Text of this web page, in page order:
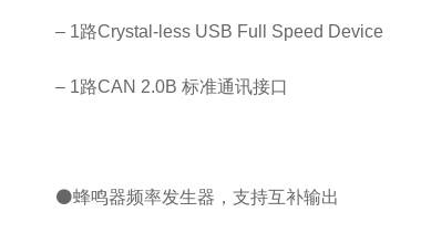
– 1路Crystal-less USB Full Speed Device
– 1路CAN 2.0B 标准通讯接口
⚫蜂鸣器频率发生器，支持互补输出